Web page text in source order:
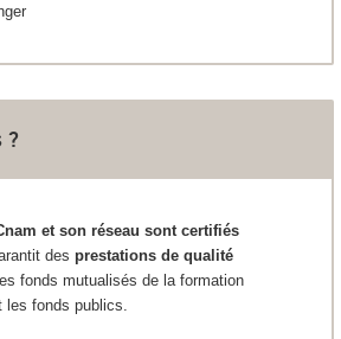
?
et son réseau sont certifiés
des prestations de qualité
fonds mutualisés de la formation
les fonds publics.